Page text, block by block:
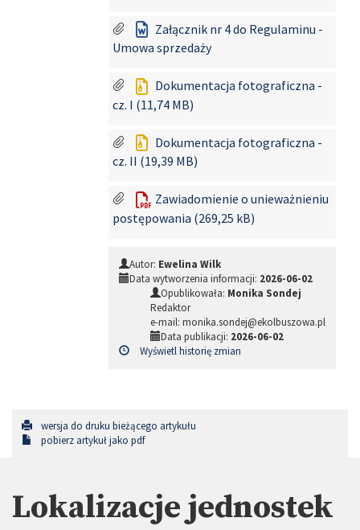
Załącznik nr 4 do Regulaminu -
Umowa sprzedaży
Dokumentacja fotograficzna -
cz. I (11,74 MB)
Dokumentacja fotograficzna -
cz. II (19,39 MB)
Zawiadomienie o unieważnieniu
postępowania (269,25 kB)
Autor: Ewelina Wilk
Data wytworzenia informacji: 2026-06-02
Opublikowała: Monika Sondej
Redaktor
e-mail: monika.sondej@ekolbuszowa.pl
Data publikacji: 2026-06-02
Wyświetl historię zmian
wersja do druku bieżącego artykułu
pobierz artykuł jako pdf
Lokalizacje jednostek